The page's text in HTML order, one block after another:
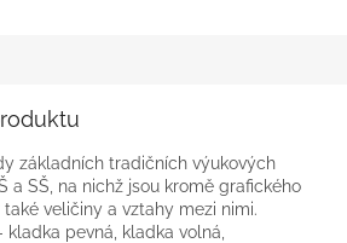
základních tradičních výukových
a SŠ, na nichž jsou kromě grafického
veličiny a vztahy mezi nimi.
pevná, kladka volná,